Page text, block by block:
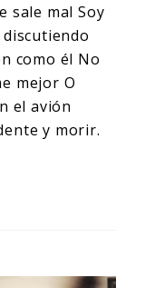
sale mal Soy
como él No
mejor O
el avión
y morir.